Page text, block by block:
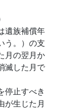
遺族補償年
う。）の支
月の翌月か
滅した月で
停止すべき
が生じた月